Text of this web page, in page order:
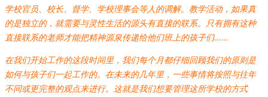
学校官员、校长、督学、学校理事会等人的调解。教学活动，如果真
的是独立的，就需要与灵性生活的源头有直接的联系。只有拥有这种
直接联系的老师才能把精神源泉传递给他们班上的孩子们……
在我们开始工作的这段时间里，我们每个月都仔细回顾我们的原则是
如何与孩子们一起工作的。在未来的几年里，一些事情将按照与往年
不同或更完整的观点来进行。这就是我们想要管理这所学校的方式